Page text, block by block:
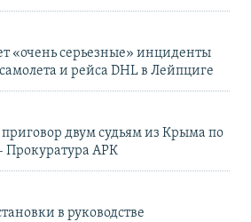
«очень серьезные» инциденты
и рейса DHL в Лейпциге
двум судьям из Крыма по
Прокуратура АРК
в руководстве